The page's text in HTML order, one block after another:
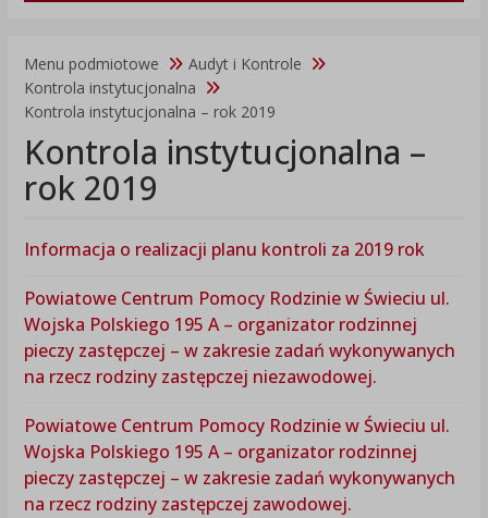
Menu podmiotowe
Audyt i Kontrole
Kontrola instytucjonalna
Kontrola instytucjonalna – rok 2019
Kontrola instytucjonalna –
rok 2019
Informacja o realizacji planu kontroli za 2019 rok
Powiatowe Centrum Pomocy Rodzinie w Świeciu ul.
Wojska Polskiego 195 A – organizator rodzinnej
pieczy zastępczej – w zakresie zadań wykonywanych
na rzecz rodziny zastępczej niezawodowej.
Powiatowe Centrum Pomocy Rodzinie w Świeciu ul.
Wojska Polskiego 195 A – organizator rodzinnej
pieczy zastępczej – w zakresie zadań wykonywanych
na rzecz rodziny zastępczej zawodowej.